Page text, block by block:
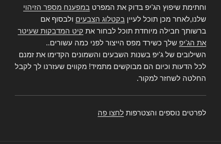
וחתימת שיפוץ הג'יפ בדוק את המפרט במפענח מספר הזיהוי
שלנו,לאחר מכן תוכל לעיין בקטלוג הצבעים ולבסוף אם
ברשותך חבילה מיוחדת תוכל לבחור את קיט המדבקות שעיטר
את הג'יפ שלך כשירד מפס הייצור לפני כמה עשורים..
השילובים של ג'יפ בשנות השבעים והשמונים הקדימו את זמנם
לכל הדעות וכיום הם מבוקשים מתמיד! מקווים שעזרנו לך לקבל
החלטה לשחזר למקור.
לפרטים נוספים והצטרפות לחצו פה